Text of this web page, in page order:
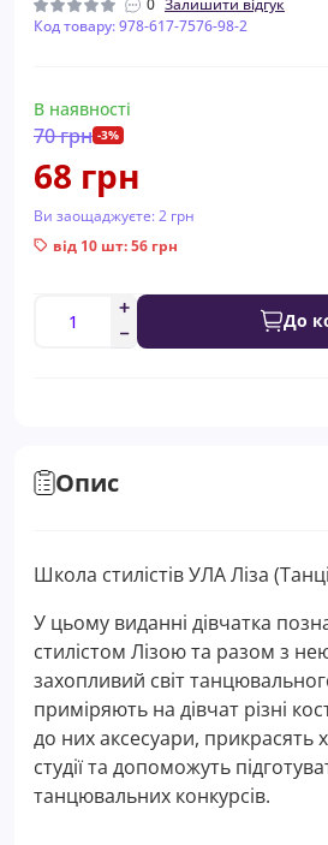
0 Залишити відгук
Код товару: 978-617-7576-98-2
В наявності
70 грн -3%
68 грн
Ви заощаджуєте:2 грн
від 10 шт: 56 грн
До
Опис
Школа стилістів УЛА Ліза
У цьому виданні дівчатка
стилістом Лізою та разом з
захопливий світ
приміряють на дівчат різні
до них аксесуари, прикрасять
студії та допоможуть
танцювальних конкурсів.